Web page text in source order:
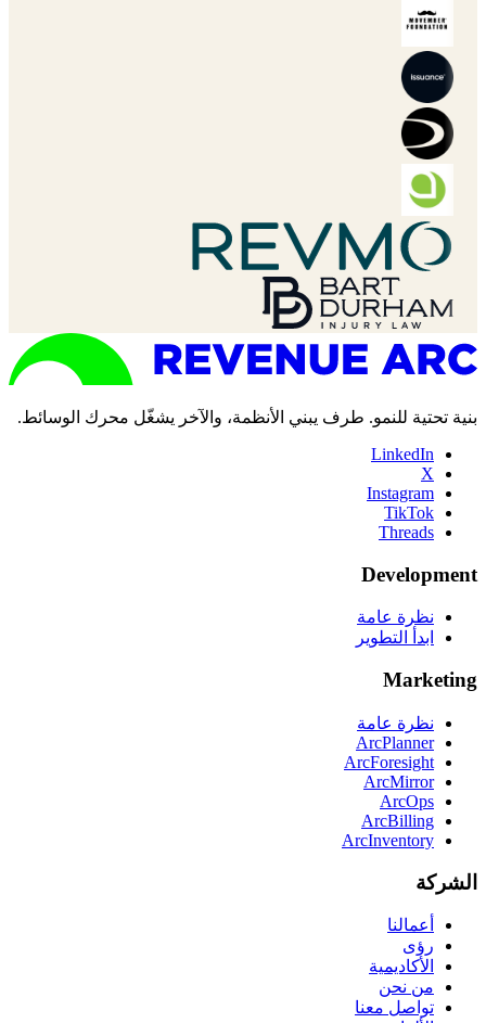
بنية تحتية للنمو. طرف يبني الأنظمة، والآخر يشغّل محرك الوسائط.
LinkedIn
X
Instagram
TikTok
Threads
Development
نظرة عامة
ابدأ التطوير
Marketing
نظرة عامة
ArcPlanner
ArcForesight
ArcMirror
ArcOps
ArcBilling
ArcInventory
الشركة
أعمالنا
رؤى
الأكاديمية
من نحن
تواصل معنا